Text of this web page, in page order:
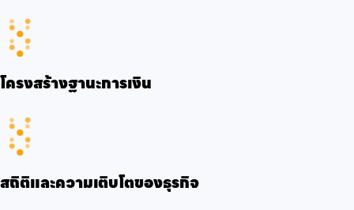
โครงสร้างฐานะการเงิน
สถิติและความเติบโตของธุรกิจ